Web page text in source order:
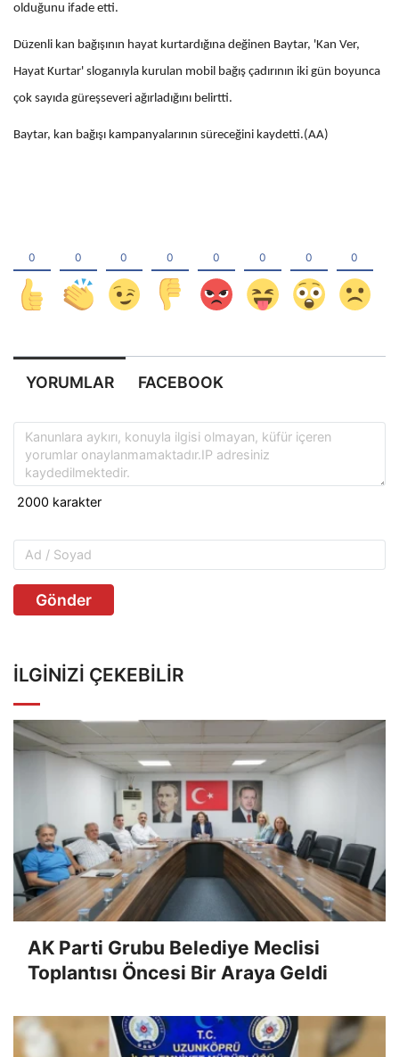
olduğunu ifade etti.
Düzenli kan bağışının hayat kurtardığına değinen Baytar, 'Kan Ver,
Hayat Kurtar' sloganıyla kurulan mobil bağış çadırının iki gün boyunca
çok sayıda güreşseveri ağırladığını belirtti.
Baytar, kan bağışı kampanyalarının süreceğini kaydetti.(AA)
YORUMLAR FACEBOOK
Gönder
İLGINIZI ÇEKEBILIR
AK Parti Grubu Belediye Meclisi
Toplantısı Öncesi Bir Araya Geldi